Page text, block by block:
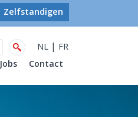
Zelfstandigen
NL | FR
Jobs Contact